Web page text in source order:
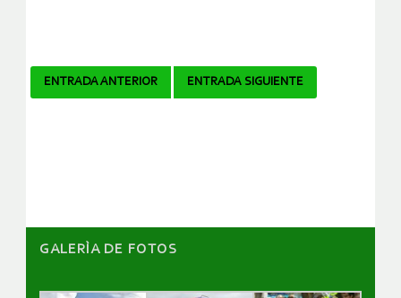
Navegador
ENTRADA ANTERIOR ENTRADA SIGUIENTE
GALERÌA DE FOTOS